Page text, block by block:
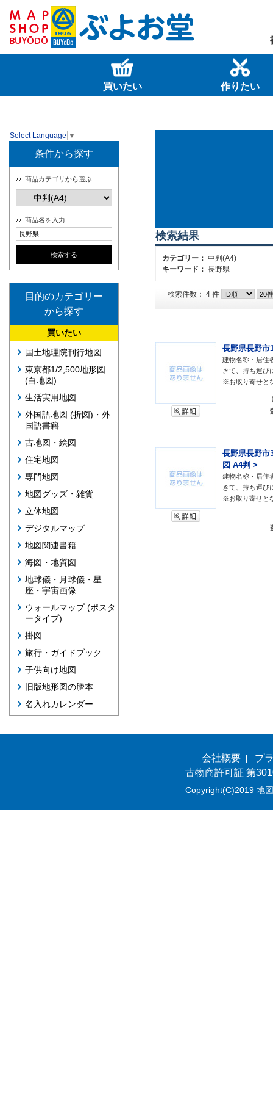
買いたい 作りたい
Select Language ▼
条件から探す
商品カテゴリから選ぶ
商品名を入力
目的のカテゴリー
から探す
買いたい
国土地理院刊行地図
東京都1/2,500地形図
(白地図)
生活実用地図
外国語地図 (折図)・外
国語書籍
古地図・絵図
住宅地図
専門地図
地図グッズ・雑貨
立体地図
デジタルマップ
地図関連書籍
海図・地質図
地球儀・月球儀・星
座・宇宙画像
ウォールマップ (ポスタ
ータイプ)
掛図
旅行・ガイドブック
子供向け地図
旧版地形図の謄本
名入れカレンダー
検索結果
カテゴリー： 中判(A4)
キーワード： 長野県
検索件数： 4 件
長野県長野市
建物名称・居住
きて、持ち運び
※お取り寄せと
長野県長野市
図 A4判 >
建物名称・居住
きて、持ち運び
※お取り寄せと
会社概要
プ
古物商許可証 第
Copyright(C)2019 地